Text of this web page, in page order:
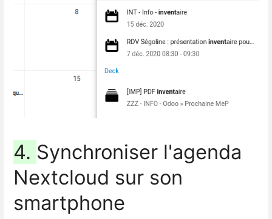
4. Synchroniser l'agenda
Nextcloud sur son
smartphone